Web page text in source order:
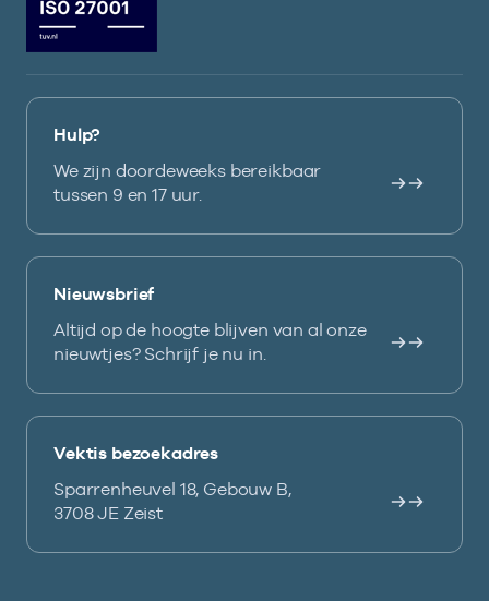
Hulp?
We zijn doordeweeks bereikbaar
tussen 9 en 17 uur.
Nieuwsbrief
Altijd op de hoogte blijven van al onze
nieuwtjes? Schrijf je nu in.
Vektis bezoekadres
Sparrenheuvel 18, Gebouw B,
3708 JE Zeist